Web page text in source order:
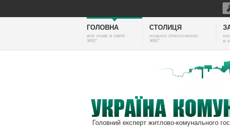
ГОЛОВНА
все нове в світі
ЖКГ
СТОЛИЦЯ
новини столичного
ЖКГ
в
Головний експерт житлово-комунального